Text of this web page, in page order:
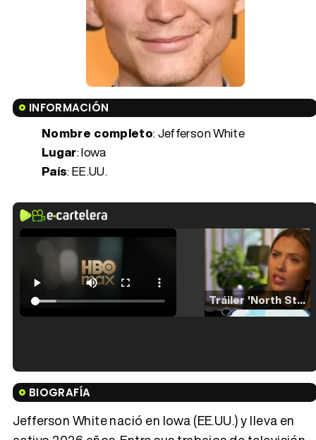
INFORMACIÓN
Nombre completo: Jefferson White
Lugar: Iowa
País: EE.UU.
Tráiler 'North Star' (2023)
Tráiler en español de 'La isla olvidada'
BIOGRAFÍA
Jefferson White nació en Iowa (EE.UU.) y lleva en